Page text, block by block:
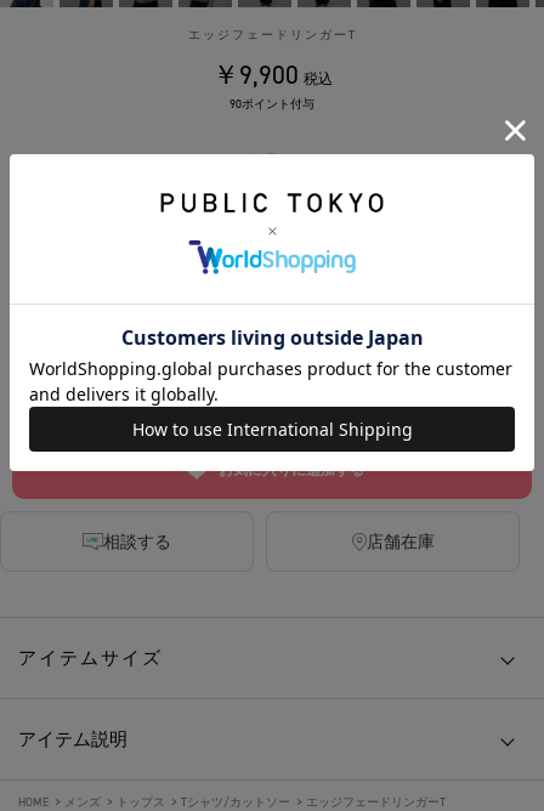
エッジフェードリンガーT
￥9,900 税込
90ポイント付与
カラー
カートに入れる
お気に入りに追加する
相談する 店舗在庫
アイテムサイズ
アイテム説明
HOME > メンズ > トップス > Tシャツ/カットソー > エッジフェードリンガーT